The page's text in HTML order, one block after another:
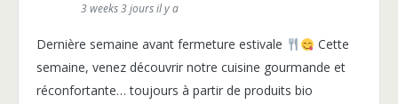
3 weeks 3 jours il y a
Dernière semaine avant fermeture estivale
Cette
semaine, venez découvrir notre cuisine gourmande et
réconfortante… toujours à partir de produits bio